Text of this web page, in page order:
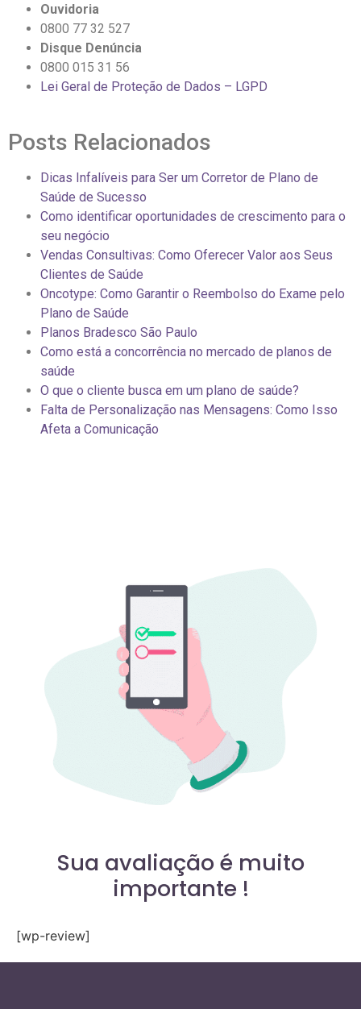
Ouvidoria
0800 77 32 527
Disque Denúncia
0800 015 31 56
Lei Geral de Proteção de Dados – LGPD
Posts Relacionados
Dicas Infalíveis para Ser um Corretor de Plano de
Saúde de Sucesso
Como identificar oportunidades de crescimento para o
seu negócio
Vendas Consultivas: Como Oferecer Valor aos Seus
Clientes de Saúde
Oncotype: Como Garantir o Reembolso do Exame pelo
Plano de Saúde
Planos Bradesco São Paulo
Como está a concorrência no mercado de planos de
saúde
O que o cliente busca em um plano de saúde?
Falta de Personalização nas Mensagens: Como Isso
Afeta a Comunicação
Sua avaliação é muito
importante !
[wp-review]